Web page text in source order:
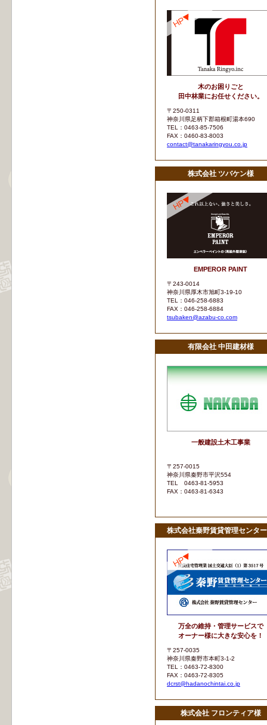
木のお困りごと
田中林業にお任せください。
〒250-0311
神奈川県足柄下郡箱根町湯本690
TEL：0463-85-7506
FAX：0460-83-8003
contact@tanakaringyou.co.jp
株式会社 ツバケン様
EMPEROR PAINT
〒243-0014
神奈川県厚木市旭町3-19-10
TEL：046-258-6883
FAX：046-258-6884
tsubaken@azabu-co.com
有限会社 中田建材様
一般建設土木工事業
〒257-0015
神奈川県秦野市平沢554
TEL 0463-81-5953
FAX：0463-81-6343
株式会社秦野賃貸管理センタ
万全の維持・管理サービスで
オーナー様に大きな安心を！
〒257-0035
神奈川県秦野市本町3-1-2
TEL：0463-72-8300
FAX：0463-72-8305
dcrst@hadanochintai.co.jp
株式会社 フロンティア様